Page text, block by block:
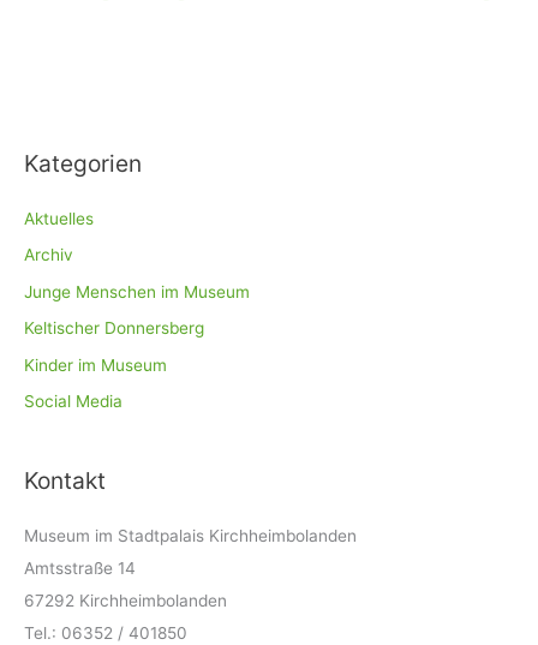
Kategorien
Aktuelles
Archiv
Junge Menschen im Museum
Keltischer Donnersberg
Kinder im Museum
Social Media
Kontakt
Museum im Stadtpalais Kirchheimbolanden
Amtsstraße 14
67292 Kirchheimbolanden
Tel.: 06352 / 401850